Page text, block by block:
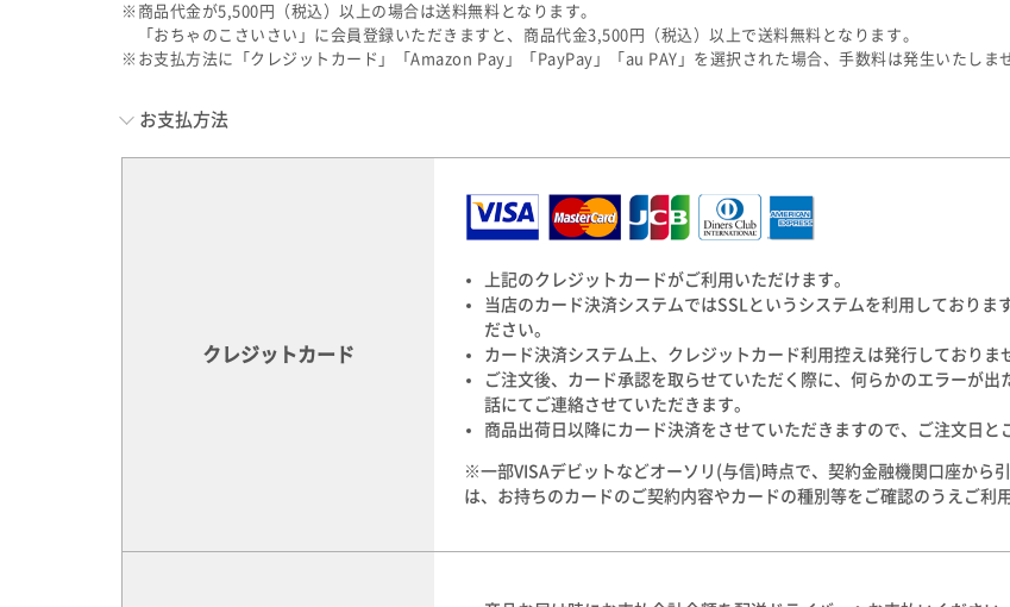
※商品代金が5,500円（税込）以上の場合は送料無料となります。
「おちゃのこさいさい」に会員登録いただきますと、商品代金3,500円（税込）以上で送料無料となります。
※お支払方法に「クレジットカード」「Amazon Pay」「PayPay」「au PAY」を選択された場合、手数料は発生いたしま
お支払方法
クレジットカード
上記のクレジットカードがご利用いただけます。
当店のカード決済システムではSSLというシステムを利用しておりま
ださい。
カード決済システム上、クレジットカード利用控えは発行しておりま
ご注文後、カード承認を取らせていただく際に、何らかのエラーが
話にてご連絡させていただきます。
商品出荷日以降にカード決済をさせていただきますので、ご注文日と
※一部VISAデビットなどオーソリ(与信)時点で、契約金融機関口座から
は、お持ちのカードのご契約内容やカードの種別等をご確認のうえご利